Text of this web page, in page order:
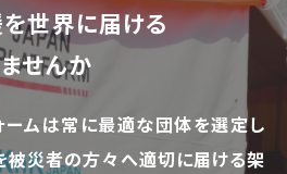
世界に届ける
せんか
ームは常に最適な団体を選定し
被災者の方々へ適切に届ける架